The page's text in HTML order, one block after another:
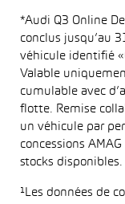
*Audi Q3 Online
conclus jusqu’au
véhicule identifié
Valable
cumulable avec
flotte. Remise
un véhicule par
concessions
stocks
¹Les données de